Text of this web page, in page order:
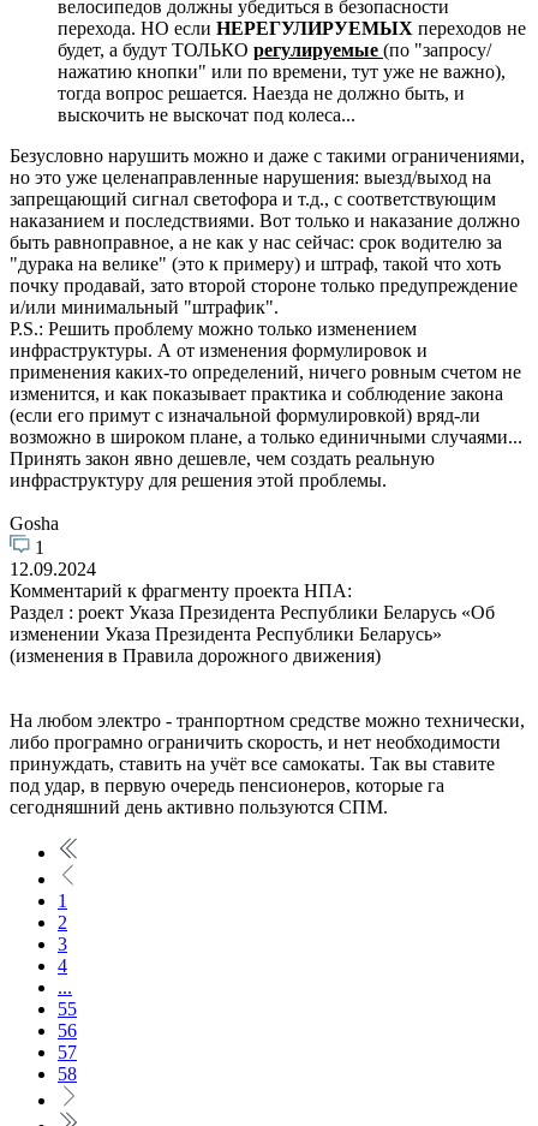
велосипедов должны убедиться в безопасности
перехода. НО если НЕРЕГУЛИРУЕМЫХ переходов не
будет, а будут ТОЛЬКО регулируемые (по "запросу/
нажатию кнопки" или по времени, тут уже не важно),
тогда вопрос решается. Наезда не должно быть, и
выскочить не выскочат под колеса...
Безусловно нарушить можно и даже с такими ограничениями,
но это уже целенаправленные нарушения: выезд/выход на
запрещающий сигнал светофора и т.д., с соответствующим
наказанием и последствиями. Вот только и наказание должно
быть равноправное, а не как у нас сейчас: срок водителю за
"дурака на велике" (это к примеру) и штраф, такой что хоть
почку продавай, зато второй стороне только предупреждение
и/или минимальный "штрафик".
P.S.: Решить проблему можно только изменением
инфраструктуры. А от изменения формулировок и
применения каких-то определений, ничего ровным счетом не
изменится, и как показывает практика и соблюдение закона
(если его примут с изначальной формулировкой) вряд-ли
возможно в широком плане, а только единичными случаями...
Принять закон явно дешевле, чем создать реальную
инфраструктуру для решения этой проблемы.
Gosha
1
12.09.2024
Комментарий к фрагменту проекта НПА:
Раздел : роект Указа Президента Республики Беларусь «Об
изменении Указа Президента Республики Беларусь»
(изменения в Правила дорожного движения)
На любом электро - транпортном средстве можно технически,
либо програмно ограничить скорость, и нет необходимости
принуждать, ставить на учëт все самокаты. Так вы ставите
под удар, в первую очередь пенсионеров, которые га
сегодняшний день активно пользуются СПМ.
1
2
3
4
...
55
56
57
58